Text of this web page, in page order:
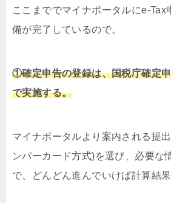
ここまででマイナポータルにe-Tax
備が完了しているので。
①確定申告の登録は、国税庁確定
で実施する。
マイナポータルより案内される提
ンバーカード方式)を選び、必要な
で、どんどん進んでいけば計算結